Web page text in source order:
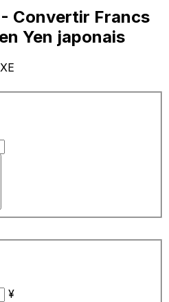
Convertir Francs
Yen japonais
¥